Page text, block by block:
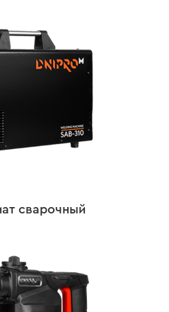
сварочный